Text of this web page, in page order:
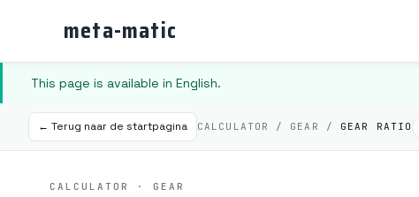
meta-matic
This page is available in English.
← Terug naar de startpagina CALCULATOR / GEAR / GEAR RATIO
CALCULATOR · GEAR